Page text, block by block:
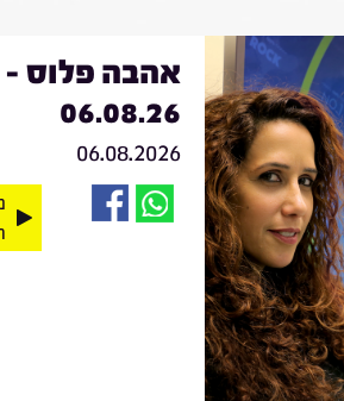
אהבה פלוס -
06.08.26
06.08.2026